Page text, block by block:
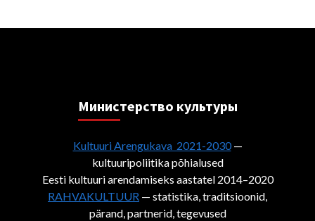
Министерствo культуры
Kultuuri Arengukava 2021-2030—
kultuuripoliitika põhialused
Eesti kultuuri arendamiseks aastatel 2014–2020
RAHVAKULTUUR — statistika, traditsioonid,
pärand, partnerid, tegevused